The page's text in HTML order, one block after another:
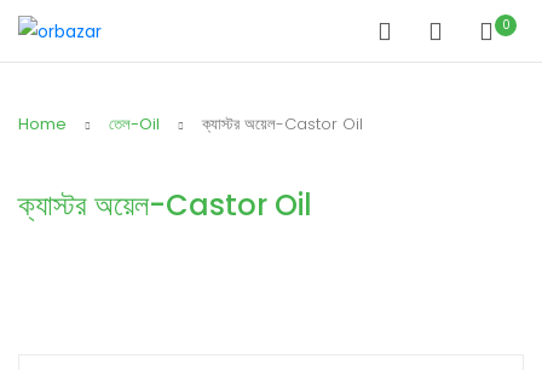
0
Home তেল-Oil ক্যাস্টর অয়েল-Castor Oil
ক্যাস্টর অয়েল-Castor Oil